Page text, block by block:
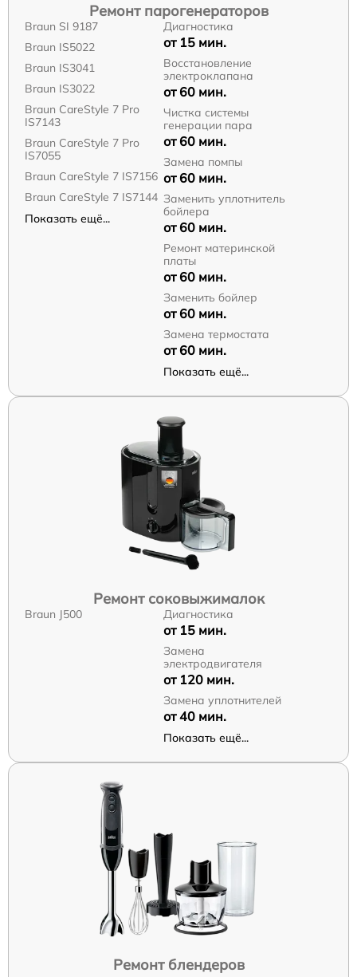
Ремонт парогенераторов
Braun SI 9187
Braun IS5022
Braun IS3041
Braun IS3022
Braun CareStyle 7 Pro
IS7143
Braun CareStyle 7 Pro
IS7055
Braun CareStyle 7 IS7156
Braun CareStyle 7 IS7144
Показать ещё...
Диагностика
от 15 мин.
Восстановление
электроклапана
от 60 мин.
Чистка системы
генерации пара
от 60 мин.
Замена помпы
от 60 мин.
Заменить уплотнитель
бойлера
от 60 мин.
Ремонт материнской
платы
от 60 мин.
Заменить бойлер
от 60 мин.
Замена термостата
от 60 мин.
Показать ещё...
Ремонт соковыжималок
Braun J500 Диагностика
от 15 мин.
Замена
электродвигателя
от 120 мин.
Замена уплотнителей
от 40 мин.
Показать ещё...
Ремонт блендеров